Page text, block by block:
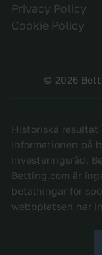
Privacy Policy
Cookie Policy
© 2026
Historiska
Informationen på
investeringsråd.
Betting.com är
betalningar för
webbplatsen har